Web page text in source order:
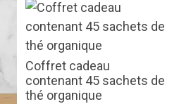
Coffret cadeau
contenant 45 sachets de
thé organique